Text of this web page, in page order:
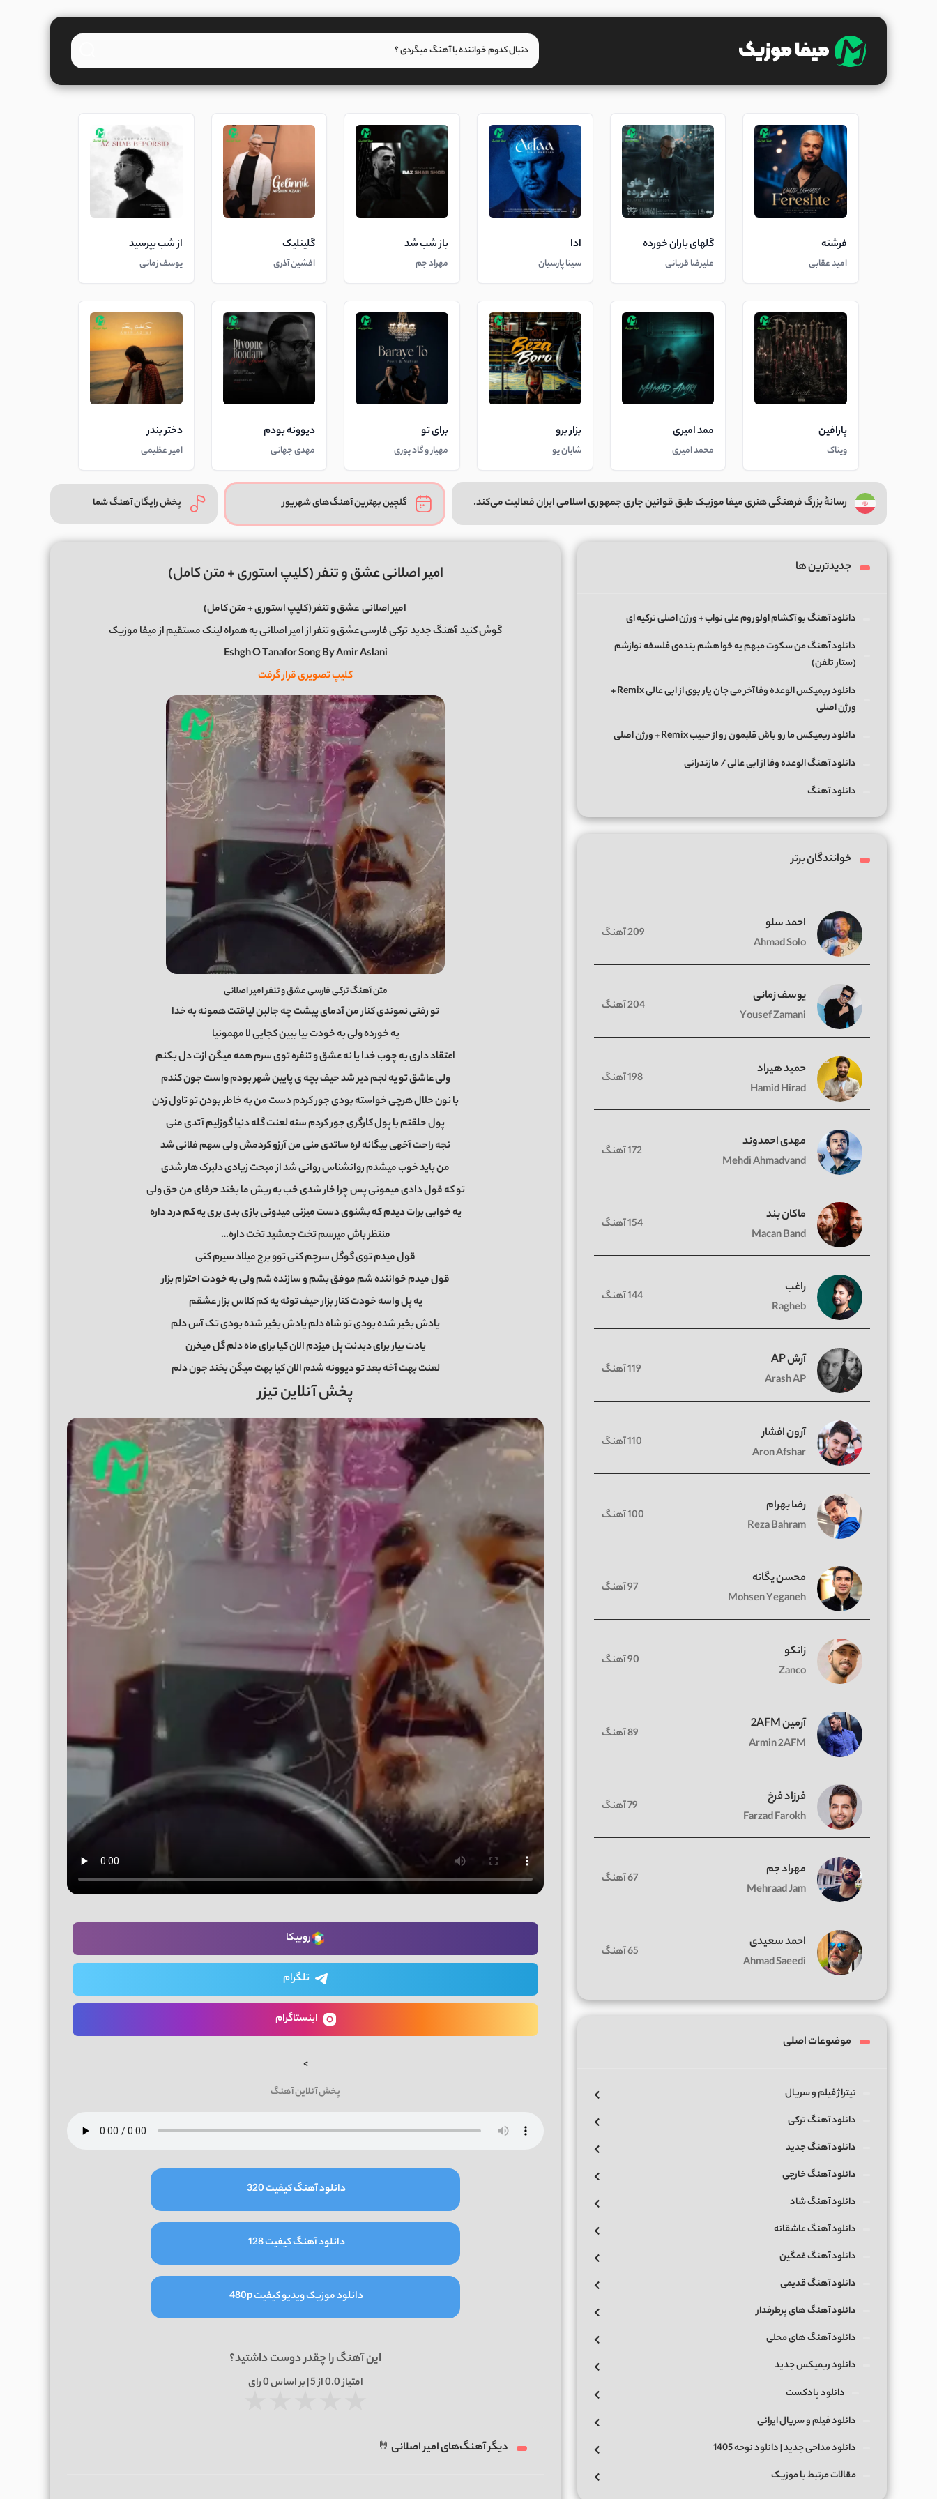
فرشته
امید عقابی
گلهای باران خورده
علیرضا قربانی
ادا
سینا پارسیان
باز شب شد
مهراد جم
گلینلیک
افشین آذری
از شب بپرسید
یوسف زمانی
پارافین
ویناک
ممد امیری
محمد امیری
بزار برو
شایان یو
برای تو
مهیار و گاد پوری
دیوونه بودم
مهدی جهانی
دختر بندر
امیر عظیمی
رسانهٔ بزرگ فرهنگی هنری میفا موزیک طبق قوانین جاری جمهوری اسلامی ایران فعالیت می‌کند. گلچین بهترین آهنگ‌های شهریور پخش رایگان آهنگ شما
امیر اصلانی عشق و تنفر (کلیپ استوری + متن کامل)
امیر اصلانیعشق و تنفر (کلیپ استوری + متن کامل)
گوش کنیدآهنگ جدیدترکی فارسی عشق و تنفر از امیر اصلانی به همراه لینک مستقیم از میفا موزیک
Eshgh O Tanafor Song By Amir Aslani
کلیپ تصویری قرار گرفت
متن آهنگ ترکی فارسی عشق و تنفر امیر اصلانی
تو رفتی نموندی کنار من آدمای پیشت چه جالبن لیاقتت همونه به خدا
یه خورده ولی به خودت بیا ببین کجایی لا مهمونیا
اعتقاد داری به چوب خدا یا نه عشق و تنفره توی سرم همه میگن ازت دل بکنم
ولی عاشق تو یه لجم دیر شد حیف بچه ی پایین شهر بودم واست جون کندم
با نون حلال هرچی خواسته بودی جور کردم دست من به خاطر بودن تو تاول زدن
پول حلقتم با پول کارگری جور کردم سنه لعنت گله دنیا گوزلیم آتدی منی
نجه راحت آخهی بیگانه لره ساتدی منی من آرزو کردمش ولی سهم فلانی شد
من باید خوب میشدم روانشناس روانی شد از مبحت زیادی دلبرک هار شدی
تو که قول دادی میمونی پس چرا خار شدی خب به ریش ما بخند حرفای من حق ولی
یه خوابی برات دیدم که بشنوی دست میزنی میدونی بازی بدی بری یه کم درد داره
منتظر باش میرسم تخت جمشید تخت داره…
قول میدم توی گوگل سرچم کنی توو برج میلاد سیرم کنی
قول میدم خواننده شم موفق بشم و سازنده شم ولی به خودت احترام بزار
یه پل واسه خودت کنار بزار حیف توئه یه کم کلاس بزار عشقم
یادش بخیر شده بودی تو شاه دلم یادش بخیر شده بودی تک آس دلم
یادت بیار برای دیدنت پل میزدم الان کیا برای ماه دلم گل میخرن
لعنت بهت آخه بعد تو دیوونه شدم الان کیا بهت میگن بخند جون دلم
پخش آنلاین تیزر
روبیکا
تلگرام
اینستاگرام
>
پخش آنلاین آهنگ
دانلود آهنگ کیفیت 320
دانلود آهنگ کیفیت 128
دانلود موزیک ویدیو کیفیت 480p
این آهنگ را چقدر دوست داشتید؟
امتیاز0.0از 5 | بر اساس 0رای
دیگر آهنگ‌های امیر اصلانی 🤘
جدیدترین ها
دانلود آهنگ بو آکشام اولوروم علی نواب + ورژن اصلی ترکیه ای
دانلود آهنگ من سکوت مبهم یه خواهشم بنده‌ی فلسفه نوازشم
(ستار تلفن)
دانلود ریمیکس الوعده وفا آخر می جان یار بوی از ابی عالی Remix +
ورژن اصلی
دانلود ریمیکس ما رو باش قلبمون رو از حبیب Remix + ورژن اصلی
دانلود آهنگ الوعده وفا از ابی عالی / مازندرانی
دانلود آهنگ
خوانندگان برتر
احمد سلو
Ahmad Solo
209 آهنگ
یوسف زمانی
Yousef Zamani
204 آهنگ
حمید هیراد
Hamid Hirad
198 آهنگ
مهدی احمدوند
Mehdi Ahmadvand
172 آهنگ
ماکان بند
Macan Band
154 آهنگ
راغب
Ragheb
144 آهنگ
آرش AP
Arash AP
119 آهنگ
آرون افشار
Aron Afshar
110 آهنگ
رضا بهرام
Reza Bahram
100 آهنگ
محسن یگانه
Mohsen Yeganeh
97 آهنگ
زانکو
Zanco
90 آهنگ
آرمین 2AFM
Armin 2AFM
89 آهنگ
فرزاد فرخ
Farzad Farokh
79 آهنگ
مهراد جم
Mehraad Jam
67 آهنگ
احمد سعیدی
Ahmad Saeedi
65 آهنگ
موضوعات اصلی
تیتراژ فیلم و سریال
دانلود آهنگ ترکی
دانلود آهنگ جدید
دانلود آهنگ خارجی
دانلود آهنگ شاد
دانلود آهنگ عاشقانه
دانلود آهنگ غمگین
دانلود آهنگ قدیمی
دانلود آهنگ های پرطرفدار
دانلود آهنگ های محلی
دانلود ریمیکس جدید
دانلود پادکست
دانلود فیلم و سریال ایرانی
دانلود مداحی جدید | دانلود نوحه 1405
مقالات مرتبط با موزیک